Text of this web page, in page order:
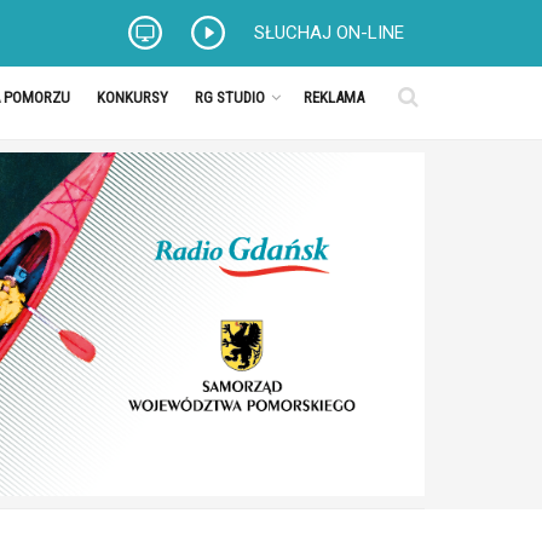
SŁUCHAJ ON-LINE
KONKURSY RG STUDIO REKLAMA